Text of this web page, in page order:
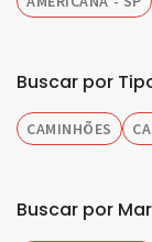
Buscar por
CAMINHÕES
Buscar por